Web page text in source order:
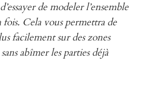
de modeler l’ensemble
fois. Cela vous permettra de
facilement sur des zones
abîmer les parties déjà